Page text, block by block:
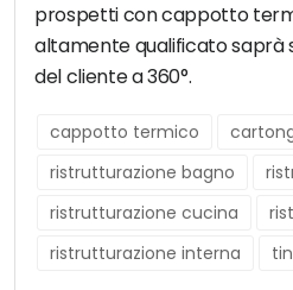
prospetti con cappotto
altamente qualificato saprà
del cliente a 360°.
cappotto termico
ristrutturazione bagno
ristrutturazione cucina
ristrutturazione interna